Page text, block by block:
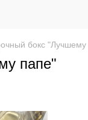
бокс "Лучшему
папе"